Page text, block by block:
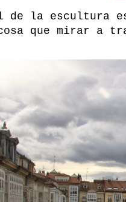
de la escultura
que mirar a